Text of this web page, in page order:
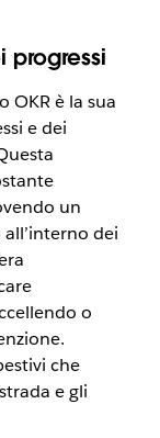
progressi
OKR è la sua
e dei
un
dei
o
che
e gli